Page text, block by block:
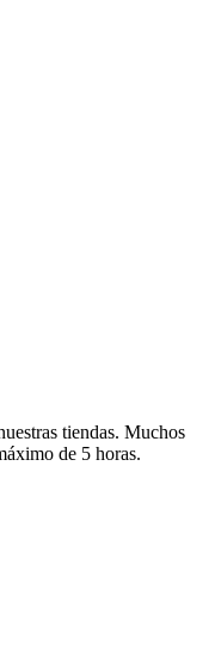
tiendas. Muchos
de 5 horas.